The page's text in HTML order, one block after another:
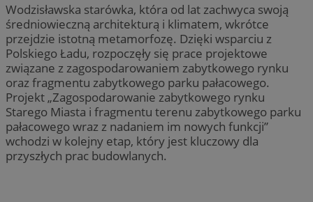
Wodzisławska starówka, która od lat zachwyca swoją
średniowieczną architekturą i klimatem, wkrótce
przejdzie istotną metamorfozę. Dzięki wsparciu z
Polskiego Ładu, rozpoczęły się prace projektowe
związane z zagospodarowaniem zabytkowego rynku
oraz fragmentu zabytkowego parku pałacowego.
Projekt „Zagospodarowanie zabytkowego rynku
Starego Miasta i fragmentu terenu zabytkowego parku
pałacowego wraz z nadaniem im nowych funkcji”
wchodzi w kolejny etap, który jest kluczowy dla
przyszłych prac budowlanych.